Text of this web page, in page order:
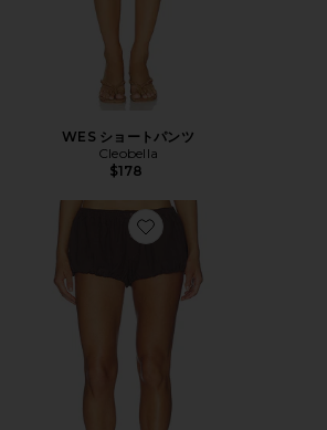
WES ショートパンツ
Cleobella
$178
Favorite ODETTE